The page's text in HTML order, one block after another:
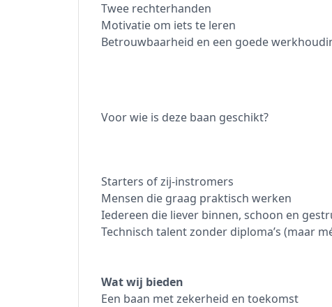
Twee rechterhanden
Motivatie om iets te leren
Betrouwbaarheid en een goede
Voor wie is deze baan geschikt?
Starters of zij-instromers
Mensen die graag praktisch werken
Iedereen die liever binnen, schoon en
Technisch talent zonder diploma’s (maar
Wat wij bieden
Een baan met zekerheid en toekomst